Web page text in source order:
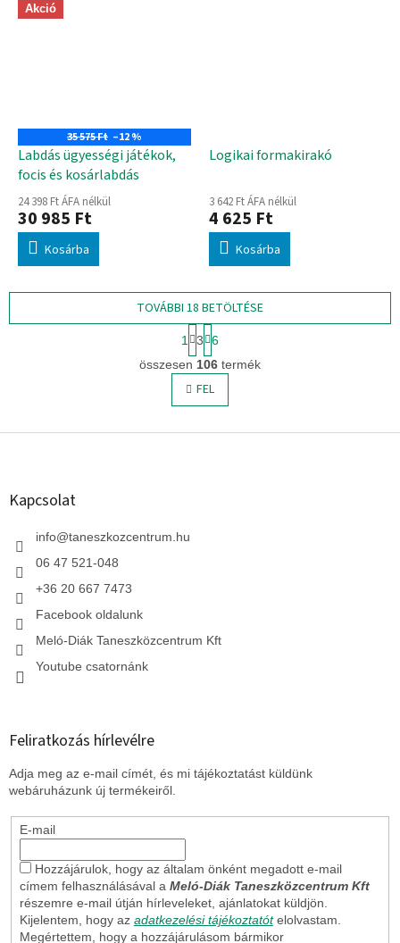
Akció
35 575 Ft –12 %
Labdás ügyességi játékok,
focis és kosárlabdás
24 398 Ft ÁFA nélkül
30 985 Ft
Kosárba
Logikai formakirakó
3 642 Ft ÁFA nélkül
4 625 Ft
Kosárba
L
i
s
t
m
TOVÁBBI 18 BETÖLTÉSE
L
a
p
o
z
á
1 3
6
összesen 106 termék
FEL
L
Kapcsolat
info@taneszkozcentrum.hu
06 47 521-048
+36 20 667 7473
Facebook oldalunk
Meló-Diák Taneszközcentrum Kft
Youtube csatornánk
Feliratkozás hírlevélre
Adja meg az e-mail címét, és mi tájékoztatást küldünk
webáruházunk új termékeiről.
E-mail
Hozzájárulok, hogy az általam önként megadott e-mail
címem felhasználásával a Meló-Diák Taneszközcentrum Kft
részemre e-mail útján hírleveleket, ajánlatokat küldjön.
Kijelentem, hogy az adatkezelési tájékoztatót elolvastam.
Megértettem, hogy a hozzájárulásom bármikor